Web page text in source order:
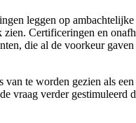
leggen op
Certificeringen en
die al de voorkeur
te worden gezien als
vraag verder